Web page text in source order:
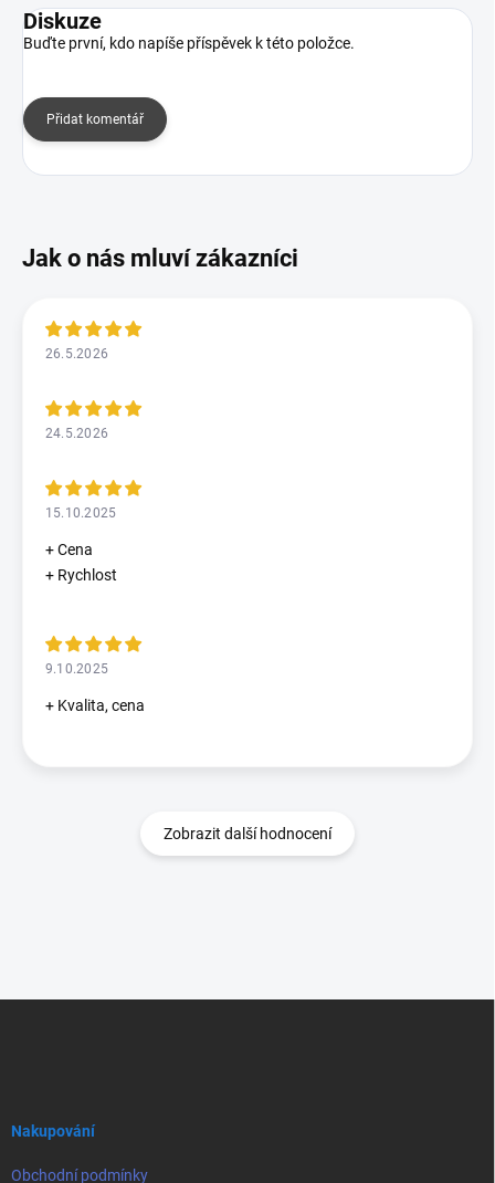
Diskuze
Buďte první, kdo napíše příspěvek k této položce.
Přidat komentář
26.5.2026
24.5.2026
15.10.2025
+ Cena
+ Rychlost
9.10.2025
+ Kvalita, cena
Zobrazit další hodnocení
Nakupování
Obchodní podmínky